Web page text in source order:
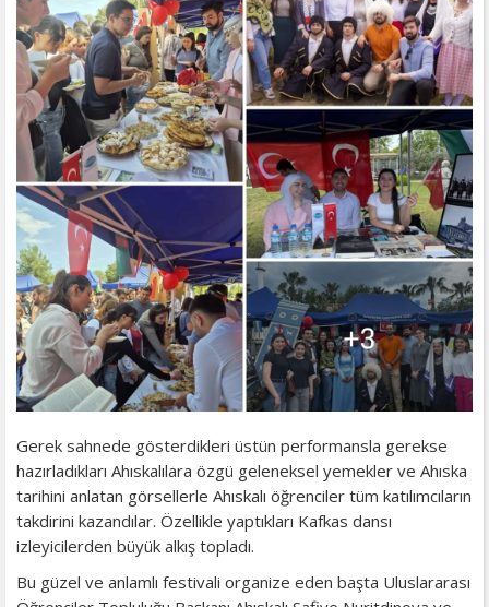
Gerek sahnede gösterdikleri üstün performansla gerekse
hazırladıkları Ahıskalılara özgü geleneksel yemekler ve Ahıska
tarihini anlatan görsellerle Ahıskalı öğrenciler tüm katılımcıların
takdirini kazandılar. Özellikle yaptıkları Kafkas dansı
izleyicilerden büyük alkış topladı.
Bu güzel ve anlamlı festivali organize eden başta Uluslararası